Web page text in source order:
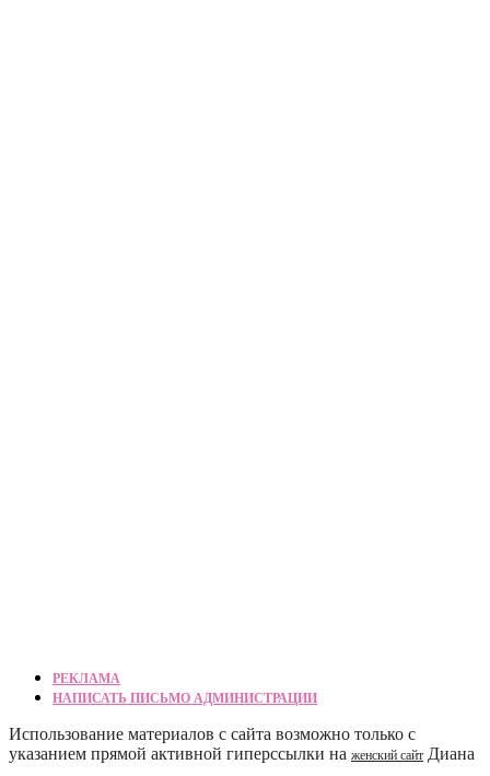
РЕКЛАМА
НАПИСАТЬ ПИСЬМО АДМИНИСТРАЦИИ
Использование материалов с сайта возможно только с
указанием прямой активной гиперссылки на женский сайт Диана